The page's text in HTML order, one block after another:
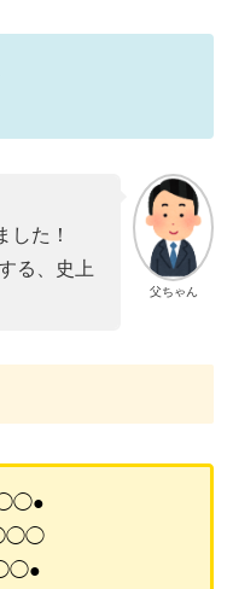
父ちゃん
した！
る、史上